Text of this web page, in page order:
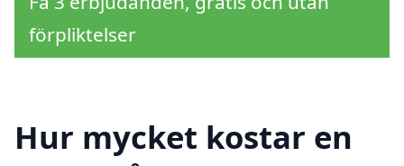
förpliktelser
Hur mycket kostar en